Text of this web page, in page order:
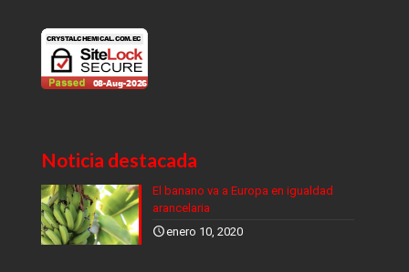
Noticia destacada
El banano va a Europa en igualdad
arancelaria
enero 10, 2020